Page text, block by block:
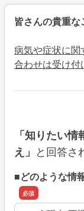
皆さんの貴重な
病気や症状に
合わせは受け付
「知りたい
え」 と回答さ
■どのような情